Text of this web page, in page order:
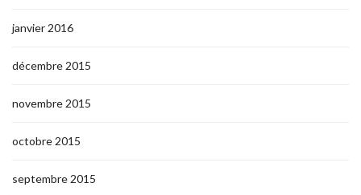
janvier 2016
décembre 2015
novembre 2015
octobre 2015
septembre 2015